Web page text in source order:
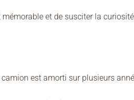
et de susciter la
est amorti sur plusieurs